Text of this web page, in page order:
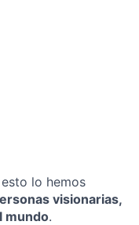
lo hemos
visionarias,
mundo.